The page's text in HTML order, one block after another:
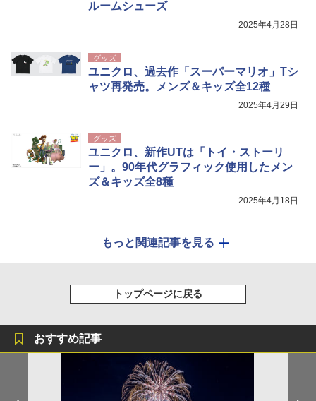
ルームシューズ
2025年4月28日
グッズ
ユニクロ、過去作「スーパーマリオ」Tシ
ャツ再発売。メンズ＆キッズ全12種
2025年4月29日
グッズ
ユニクロ、新作UTは「トイ・ストーリ
ー」。90年代グラフィック使用したメン
ズ＆キッズ全8種
2025年4月18日
もっと関連記事を見る
トップページに戻る
おすすめ記事